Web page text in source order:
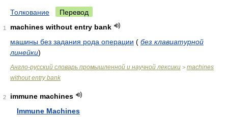
Толкование Перевод
1
machines without entry bank
машины без задания рода операции ( без клавиатурной
линейки)
Англо-русский словарь промышленной и научной лексики > machines
without entry bank
2
immune machines
Immune Machines